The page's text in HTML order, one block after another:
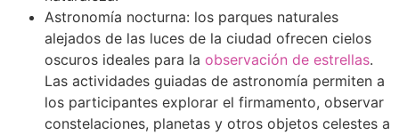
Astronomía nocturna: los parques naturales
alejados de las luces de la ciudad ofrecen cielos
oscuros ideales para la observación de estrellas.
Las actividades guiadas de astronomía permiten a
los participantes explorar el firmamento, observar
constelaciones, planetas y otros objetos celestes a